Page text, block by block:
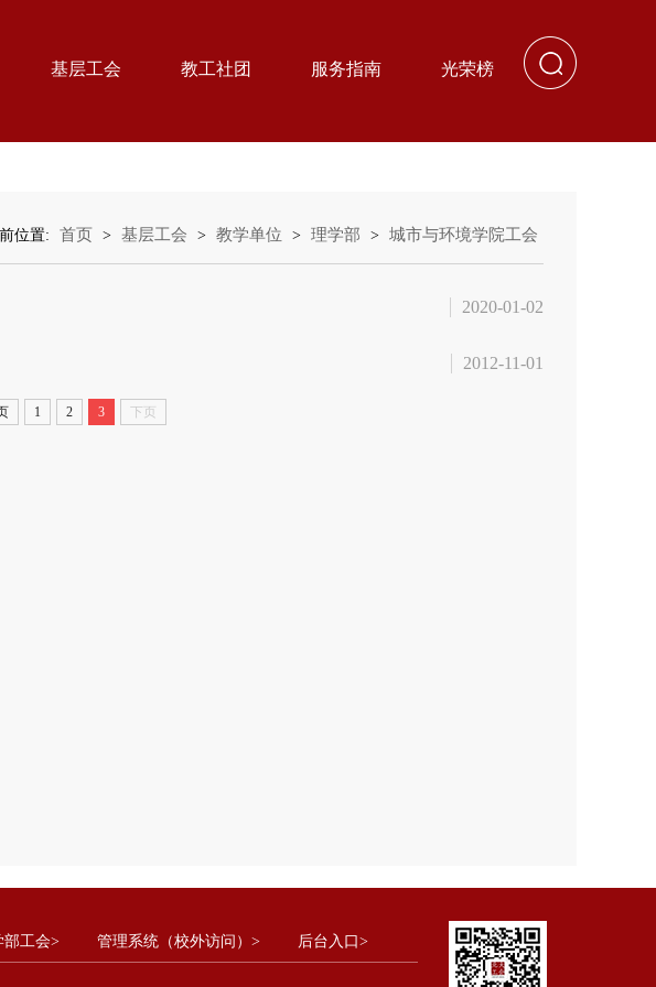
基层工会 教工社团 服务指南 光荣榜
位置: 首页 > 基层工会 > 教学单位 > 理学部 > 城市与环境学院工会
2020-01-02
2012-11-01
1 2 3 下页
部工会> 管理系统（校外访问）> 后台入口>